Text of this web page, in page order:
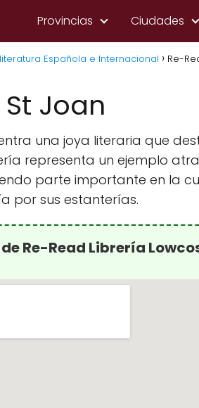
Provincias Ciudades
Española e Internacional
Re-
Joan
una joya literaria que
representa un ejemplo
parte importante en la
por sus estanterías.
Re-Read Librería